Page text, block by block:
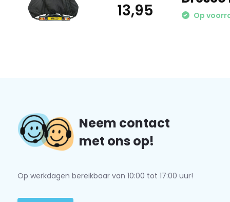
13,95 Op
Neem contact
met ons op!
Op werkdagen bereikbaar van 10:00 tot 17:00 uur!